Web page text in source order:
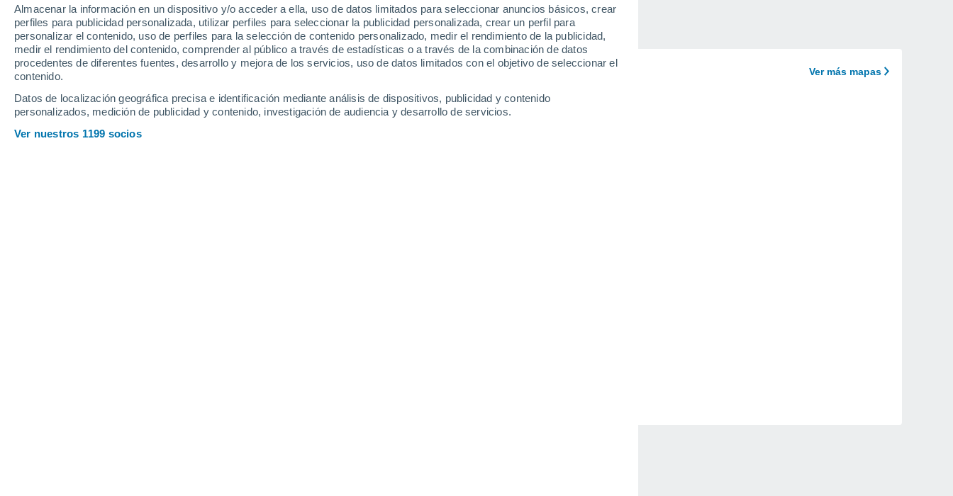
Almacenar la información en un dispositivo y/o acceder a ella, uso de datos limitados para seleccionar anuncios básicos, crear
perfiles para publicidad personalizada, utilizar perfiles para seleccionar la publicidad personalizada, crear un perfil para
personalizar el contenido, uso de perfiles para la selección de contenido personalizado, medir el rendimiento de la publicidad,
medir el rendimiento del contenido, comprender al público a través de estadísticas o a través de la combinación de datos
procedentes de diferentes fuentes, desarrollo y mejora de los servicios, uso de datos limitados con el objetivo de seleccionar el
contenido.
Datos de localización geográfica precisa e identificación mediante análisis de dispositivos, publicidad y contenido
personalizados, medición de publicidad y contenido, investigación de audiencia y desarrollo de servicios.
Ver nuestros 1199 socios
Remontes 0 / 1
Profundidad de nieve Ver más mapas